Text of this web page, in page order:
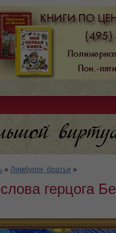
» Лимбурги, братья »
герцога